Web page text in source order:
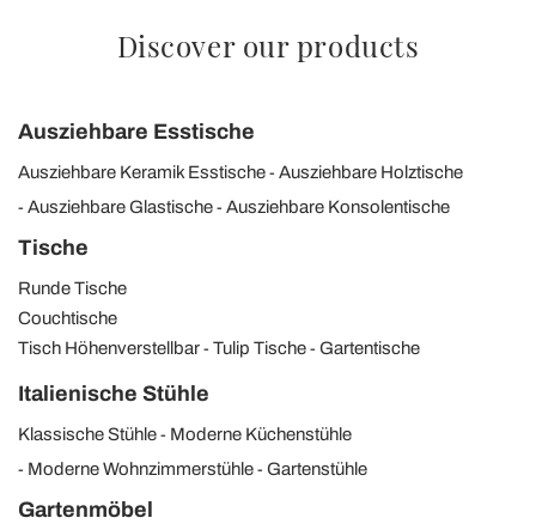
Discover our products
Ausziehbare Esstische
Ausziehbare Keramik Esstische
Ausziehbare Holztische
Ausziehbare Glastische
Ausziehbare Konsolentische
Tische
Runde Tische
Couchtische
Tisch Höhenverstellbar
Tulip Tische Gartentische
Italienische Stühle
Klassische Stühle
Moderne Küchenstühle
Moderne Wohnzimmerstühle
Gartenstühle
Gartenmöbel